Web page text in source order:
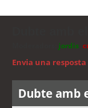
jordis
Envia una resposta
Dubte amb